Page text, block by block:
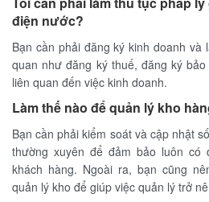
điện nước?
Bạn cần phải đăng ký kinh doanh và
quan như đăng ký thuế, đăng ký
liên quan đến việc kinh doanh.
Làm thế nào để quản lý kho
Bạn cần phải kiểm soát và cập nhật
thường xuyên để đảm bảo luôn có
khách hàng. Ngoài ra, bạn cũng
quản lý kho để giúp việc quản lý trở